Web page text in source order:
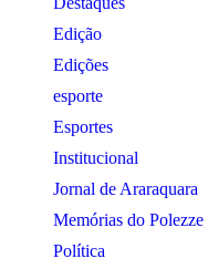
Edição
Edições
esporte
Esportes
Institucional
Jornal de Araraquara
Memórias do Polezze
Política